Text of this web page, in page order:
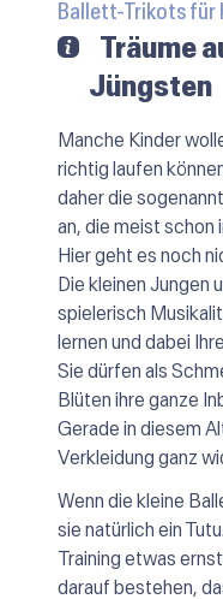
Ballett-Trikots für
Träume
Jüngsten
Manche Kinder
richtig laufen
daher die
an, die meist schon
Hier geht es noch
Die kleinen Jungen
spielerisch
lernen und dabei
Sie dürfen als
Blüten ihre ganze
Gerade in diesem
Verkleidung ganz
Wenn die kleine
sie natürlich ein
Training etwas
darauf bestehen,